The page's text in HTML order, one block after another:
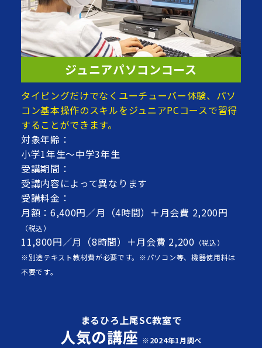
ジュニアパソコンコース
タイピングだけでなくユーチューバー体験、パソ
コン基本操作のスキルをジュニアPCコースで習得
することができます。
対象年齢：
小学1年生～中学3年生
受講期間：
受講内容によって異なります
受講料金：
月額：6,400円／月（4時間）＋月会費 2,200円
（税込）
11,800円／月（8時間）＋月会費 2,200 （税込）
※別途テキスト教材費が必要です。※パソコン等、機器使用料は
不要です。
まるひろ上尾SC教室で
人気の講座 ※2024年1月調べ